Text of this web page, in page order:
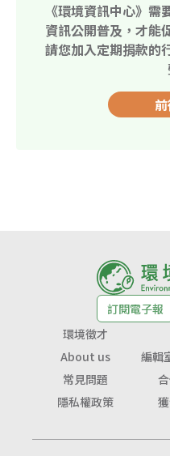
《環境資訊中心》
資訊公開普及，才能
請您加入定期捐款的
訂閱電子報
環境徵才
About us
編輯
常見問題
隱私權政策